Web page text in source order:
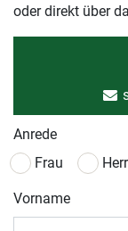
oder direkt über
Anrede
Frau
Herr
Vorname